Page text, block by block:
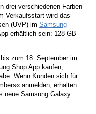
drei verschiedenen Farben
Verkaufsstart wird das
(UVP) im Samsung
erhältlich sein: 128 GB
zum 18. September im
Shop App kaufen,
Wenn Kunden sich für
anmelden, erhalten
neue Samsung Galaxy